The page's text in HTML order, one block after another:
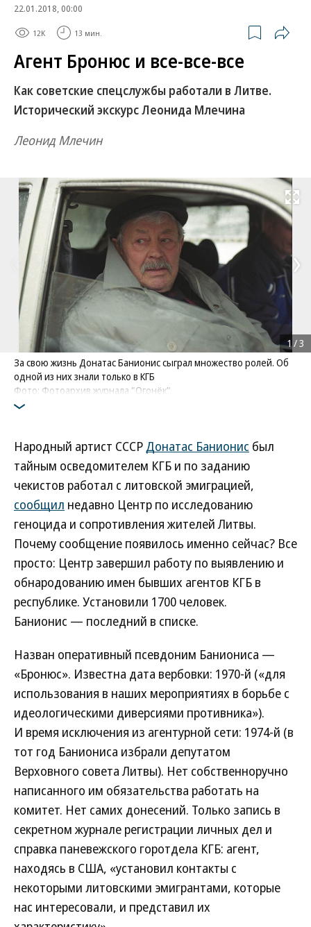
22.01.2018, 00:00
12K 13 мин.
Агент Бронюс и все-все-все
Как советские спецслужбы работали в Литве.
Исторический экскурс Леонида Млечина
Леонид Млечин
Развернуть
За свою жизнь Донатас Банионис сыграл множество ролей. Об
одной из них знали только в КГБ
Фото: Фотоархив журнала "Огонёк"
1/3
Народный артист СССР Донатас Банионис был
тайным осведомителем КГБ и по заданию
чекистов работал с литовской эмиграцией,
сообщил недавно Центр по исследованию
геноцида и сопротивления жителей Литвы.
Почему сообщение появилось именно сейчас? Все
просто: Центр завершил работу по выявлению и
обнародованию имен бывших агентов КГБ в
республике. Установили 1700 человек.
Банионис — последний в списке.
Назван оперативный псевдоним Баниониса —
«Бронюс». Известна дата вербовки: 1970-й («для
использования в наших мероприятиях в борьбе с
идеологическими диверсиями противника»).
И время исключения из агентурной сети: 1974-й (в
тот год Баниониса избрали депутатом
Верховного совета Литвы). Нет собственноручно
написанного им обязательства работать на
комитет. Нет самих донесений. Только запись в
секретном журнале регистрации личных дел и
справка паневежского горотдела КГБ: агент,
находясь в США, «установил контакты с
некоторыми литовскими эмигрантами, которые
нас интересовали, и представил их